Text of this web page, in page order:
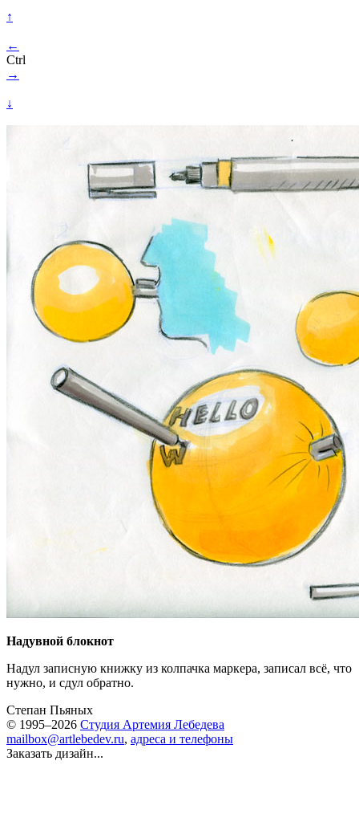
↑
←
Ctrl
→
↓
Надувной блокнот
Надул записную книжку из колпачка маркера, записал всё, что
нужно, и сдул обратно.
Степан Пьяных
© 1995–2026 Студия Артемия Лебедева
mailbox@artlebedev.ru, адреса и телефоны
Заказать дизайн...